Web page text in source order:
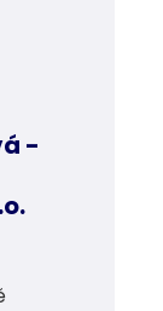
-